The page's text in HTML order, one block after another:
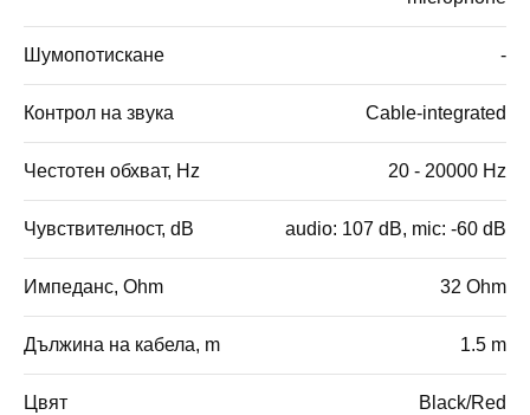
Шумопотискане -
Контрол на звука Cable-integrated
Честотен обхват, Hz 20 - 20000 Hz
Чувствителност, dB audio: 107 dB, mic: -60 dB
Импеданс, Ohm 32 Ohm
Дължина на кабела, m 1.5 m
Цвят Black/Red